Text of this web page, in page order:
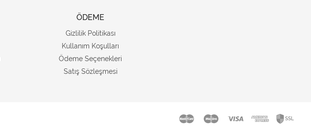
ÖDEME
Gizlilik Politikası
Kullanım Koşulları
Ödeme Seçenekleri
Satış Sözleşmesi